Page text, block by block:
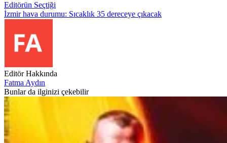
Editörün Seçtiği
İzmir hava durumu: Sıcaklık 35 dereceye çıkacak
Editör Hakkında
Fatma Aydın
Bunlar da ilginizi çekebilir